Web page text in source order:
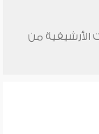
الأرشيفية من